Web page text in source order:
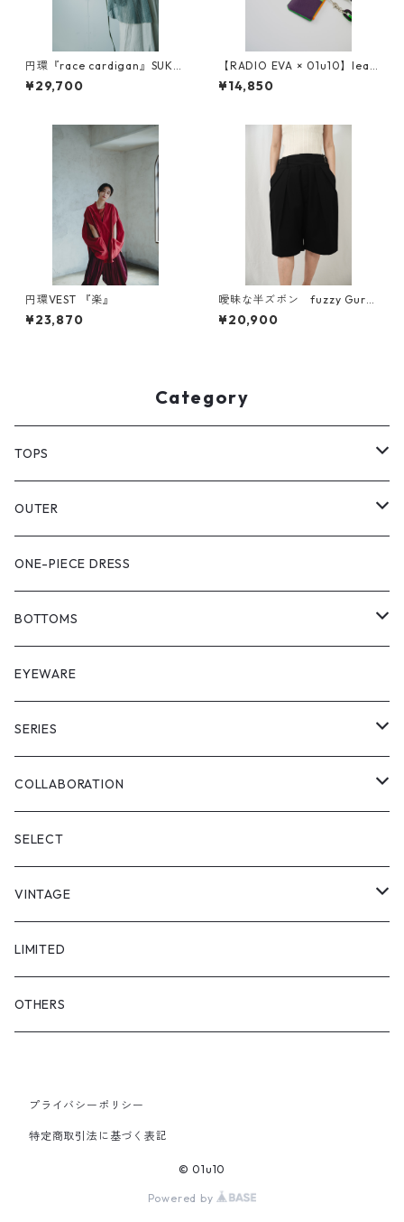
円環『race cardigan』SUKA
SI
¥29,700
【RADIO EVA × 01u10】leat
her neck wallet
¥14,850
円環VEST 『楽』
¥23,870
曖昧な半ズボン fuzzy Gurk
ha short pants 強撚ツイル
¥20,900
Category
TOPS
PULL OVER
SHIRT
VEST
OUTER
VEST
JACKET
COAT
PULL OVER
ONE-PIECE DRESS
BOTTOMS
SHORT LENGS
FULL LENGS
SKIRT
EYEWARE
SERIES
"matoi"
"enkan"
"tsunagi"
"asobi"
COLLABORATION
RADIO EVA
1+O
FULL DIVE
iCONOLOGY
SELECT
VINTAGE
TOPS
OUTER
SHOES & ACCESSORY
LIMITED
OTHERS
プライバシーポリシー
特定商取引法に基づく表記
© 01u10
Powered by